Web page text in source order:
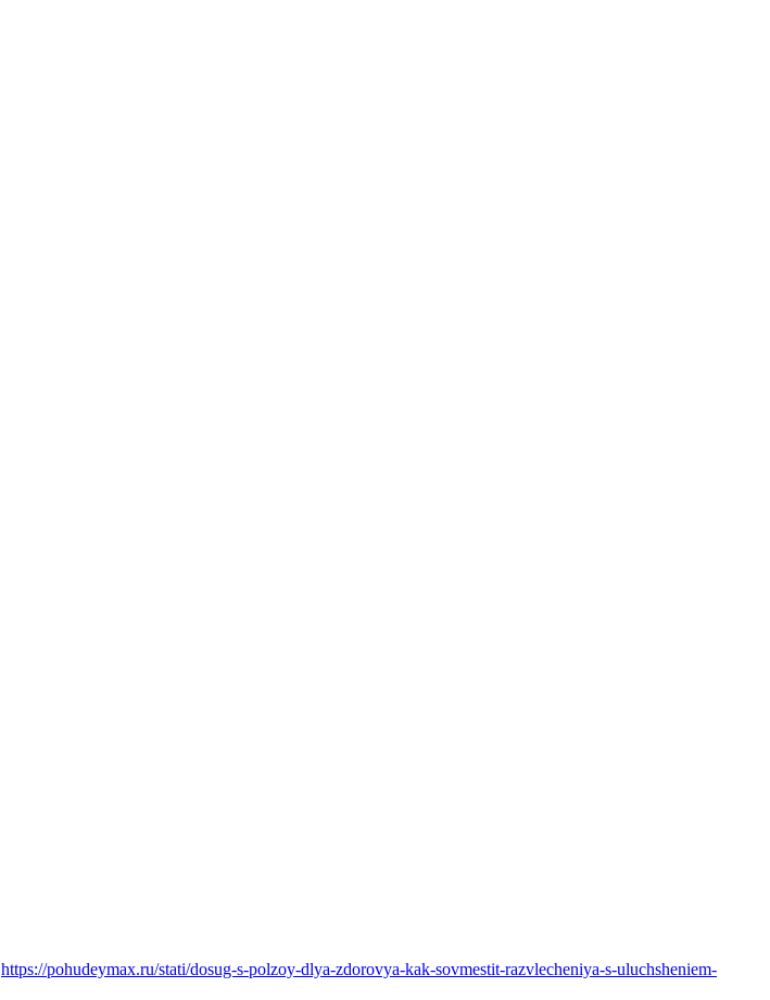
https://pohudeymax.ru/stati/dosug-s-polzoy-dlya-zdorovya-kak-sovmestit-razvlecheniya-s-uluchsheniem-